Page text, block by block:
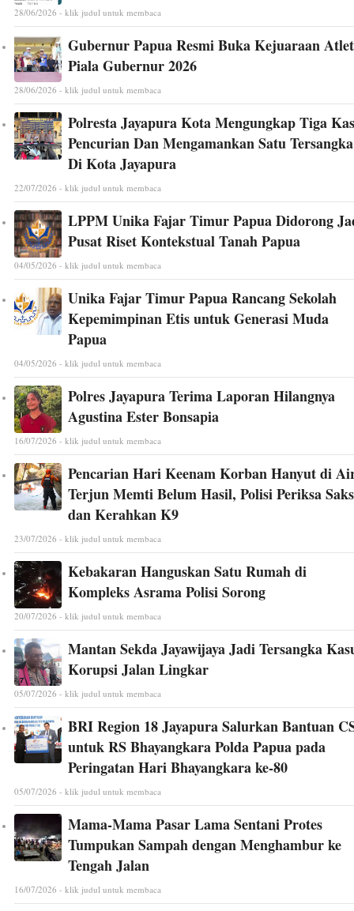
28/06/2026 - klik judul untuk membaca
Gubernur Papua Resmi Buka Kejuaraan
Piala Gubernur 2026
28/06/2026 - klik judul untuk membaca
Polresta Jayapura Kota Mengungkap Tiga
Pencurian Dan Mengamankan Satu Tersangka
Di Kota Jayapura
22/07/2026 - klik judul untuk membaca
LPPM Unika Fajar Timur Papua Didorong
Pusat Riset Kontekstual Tanah Papua
04/05/2026 - klik judul untuk membaca
Unika Fajar Timur Papua Rancang Sekolah
Kepemimpinan Etis untuk Generasi Muda
Papua
04/05/2026 - klik judul untuk membaca
Polres Jayapura Terima Laporan Hilangnya
Agustina Ester Bonsapia
16/07/2026 - klik judul untuk membaca
Pencarian Hari Keenam Korban Hanyut di
Terjun Memti Belum Hasil, Polisi Periksa
dan Kerahkan K9
23/07/2026 - klik judul untuk membaca
Kebakaran Hanguskan Satu Rumah di
Kompleks Asrama Polisi Sorong
20/07/2026 - klik judul untuk membaca
Mantan Sekda Jayawijaya Jadi Tersangka
Korupsi Jalan Lingkar
05/07/2026 - klik judul untuk membaca
BRI Region 18 Jayapura Salurkan Bantuan
untuk RS Bhayangkara Polda Papua pada
Peringatan Hari Bhayangkara ke-80
05/07/2026 - klik judul untuk membaca
Mama-Mama Pasar Lama Sentani Protes
Tumpukan Sampah dengan Menghambur ke
Tengah Jalan
16/07/2026 - klik judul untuk membaca